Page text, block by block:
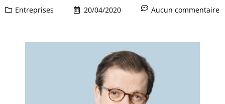
Entreprises 20/04/2020 Aucun commentaire